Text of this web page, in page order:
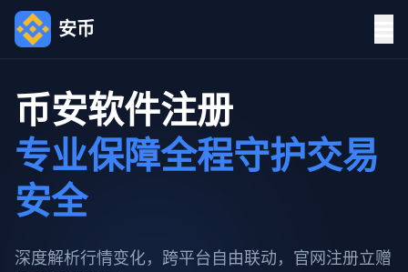
安币
币安软件注册
专业保障全程守护交易
安全
深度解析行情变化，跨平台自由联动，官网注册立赠